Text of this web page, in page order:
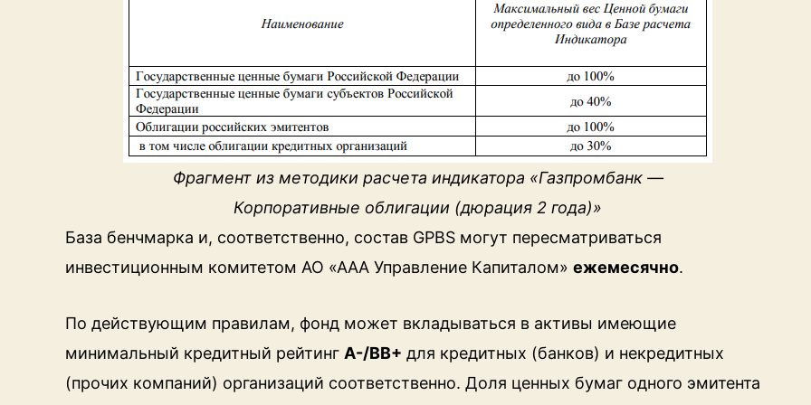
Фрагмент из методики расчета индикатора «Газпромбанк —
Корпоративные облигации (дюрация 2 года)»
База бенчмарка и, соответственно, состав GPBS могут пересматриваться
инвестиционным комитетом АО «ААА Управление Капиталом» ежемесячно.
По действующим правилам, фонд может вкладываться в активы имеющие
минимальный кредитный рейтинг A-/BB+ для кредитных (банков) и некредитных
(прочих компаний) организаций соответственно. Доля ценных бумаг одного эмитента